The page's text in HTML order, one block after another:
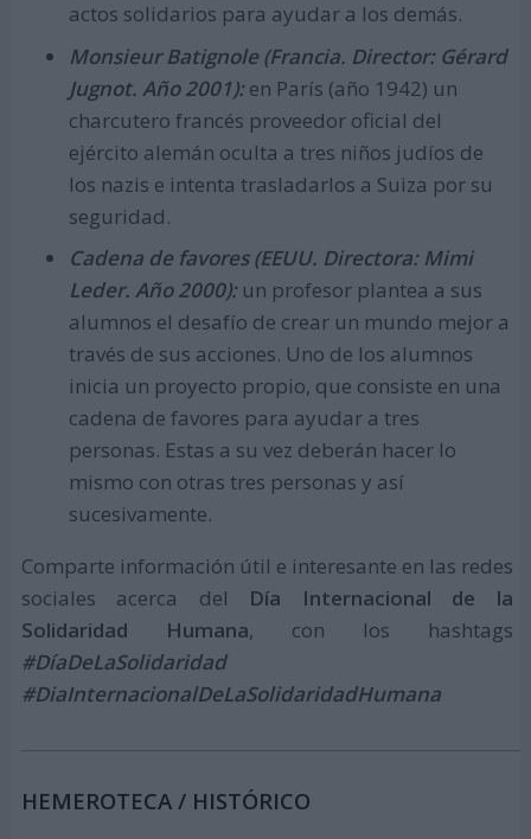
actos solidarios para ayudar a los demás.
Monsieur Batignole (Francia. Director: Gérard
Jugnot. Año 2001):en París (año 1942) un
charcutero francés proveedor oficial del
ejército alemán oculta a tres niños judíos de
los nazis e intenta trasladarlos a Suiza por su
seguridad.
Cadena de favores (EEUU. Directora: Mimi
Leder. Año 2000): un profesor plantea a sus
alumnos el desafío de crear un mundo mejor a
través de sus acciones. Uno de los alumnos
inicia un proyecto propio, que consiste en una
cadena de favores para ayudar a tres
personas. Estas a su vez deberán hacer lo
mismo con otras tres personas y así
sucesivamente.
Comparte información útil e interesante en las redes
sociales acerca del Día Internacional de la
Solidaridad Humana, con los hashtags
#DíaDeLaSolidaridad
#DiaInternacionalDeLaSolidaridadHumana
HEMEROTECA / HISTÓRICO